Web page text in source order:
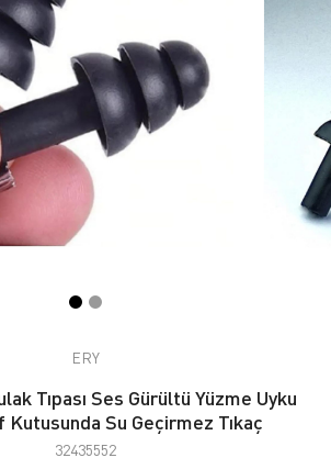
ERY
Tıpası Ses Gürültü Yüzme Uyku
Kutusunda Su Geçirmez Tıkaç
32435552